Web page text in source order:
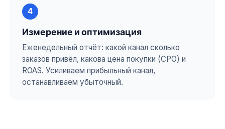
4
Измерение и оптимизация
Еженедельный отчёт: какой канал сколько
заказов привёл, какова цена покупки (CPO) и
ROAS. Усиливаем прибыльный канал,
останавливаем убыточный.